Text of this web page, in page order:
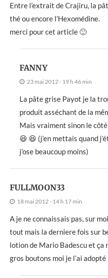
Entre l’extrait de Crajiru, la
thé ou encore l’Hexomédine.
merci pour cet article 🙂
FANNY
23 mai 2012 - 19 h 46 min
La pâte grise Payot je la
produit asséchant de la
Mais vraiment sinon le côté
😆 😆 (j’en mettais quand
j’ose beaucoup moins)
FULLMOON33
18 mai 2012 - 14 h 17 min
A je ne connaissais pas, sur
tout mais la derniere fois sur
lotion de Mario Badescu et ça
gros boutons moi je l’ai adopté